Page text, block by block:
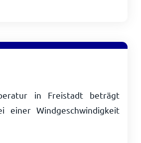
in Freistadt beträgt
einer Windgeschwindigkeit